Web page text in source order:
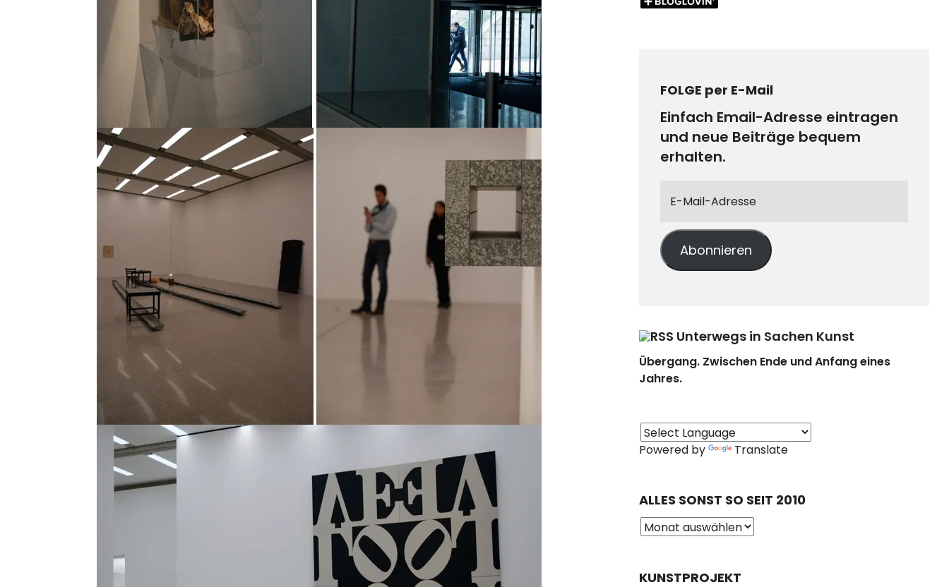
FOLGE per E-Mail
Einfach Email-Adresse eintragen
und neue Beiträge bequem
erhalten.
Abonnieren
Unterwegs in Sachen Kunst
Übergang. Zwischen Ende und Anfang eines
Jahres.
Powered by Translate
ALLES SONST SO SEIT 2010
KUNSTPROJEKT